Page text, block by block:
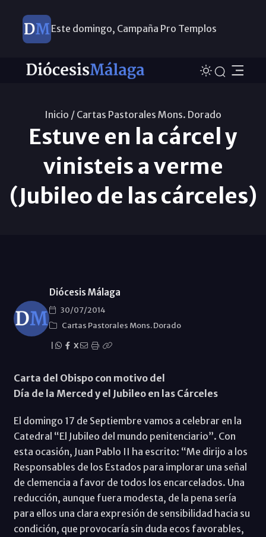
Este domingo, Campaña Pro Templos
Inicio / Cartas Pastorales Mons. Dorado
Estuve en la cárcel y
vinisteis a verme
(Jubileo de las cárceles)
Diócesis Málaga
30/07/2014
Cartas Pastorales Mons. Dorado
X
Carta del Obispo con motivo del
Día de la Merced y el Jubileo en las Cárceles
El domingo 17 de Septiembre vamos a celebrar en la
Catedral “El Jubileo del mundo penitenciario”. Con
esta ocasión, Juan Pablo II ha escrito: “Me dirijo a los
Responsables de los Estados para implorar una señal
de clemencia a favor de todos los encarcelados. Una
reducción, aunque fuera modesta, de la pena sería
para ellos una clara expresión de sensibilidad hacia su
condición, que provocaría sin duda ecos favorables,